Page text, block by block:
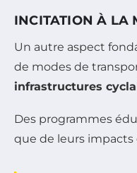
INCITATION À LA
Un autre aspect
de modes de
infrastructures
Des programmes
que de leurs